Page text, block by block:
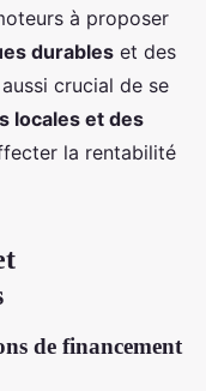
à proposer
durables et des
crucial de se
locales et des
la rentabilité
de financement